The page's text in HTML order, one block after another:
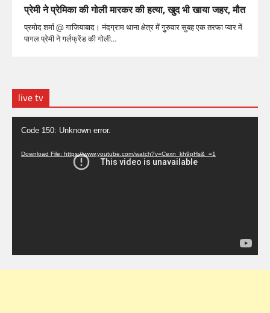
प्रेमी ने प्रेमिका की गोली मारकर की हत्या, खुद भी खाया जहर, मौत
प्रमोद शर्मा @ गाजियाबाद। नंदग्राम थाना क्षेत्र में गुुरुवार सुबह एक तरफा प्यार में
पागल प्रेमी ने गर्लफ्रेंड की गोली…
live tv
Video
Player
Code 150: Unknown error.
Download File: https://www.youtube.com/watch?v=Cexn_kh9pHs&_=1